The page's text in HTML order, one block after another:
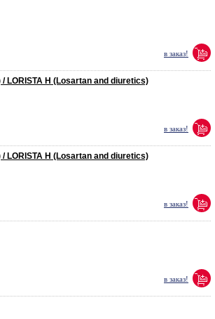
в заказ!
LORISTA H (Losartan and diuretics)
в заказ!
LORISTA H (Losartan and diuretics)
в заказ!
в заказ!